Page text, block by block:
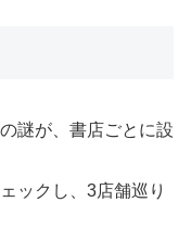
謎が、書店ごとに設
ックし、3店舗巡り